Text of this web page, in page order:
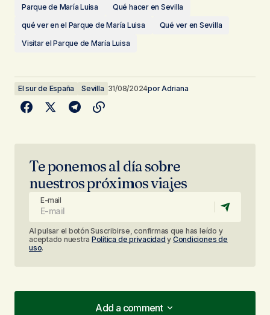
Parque de María Luisa
Qué hacer en Sevilla
qué ver en el Parque de María Luisa
Qué ver en Sevilla
Visitar el Parque de María Luisa
El sur de España Sevilla 31/08/2024porAdriana
Te ponemos al día sobre
nuestros próximos viajes
E-mail
Al pulsar el botón Suscribirse, confirmas que has leído y
aceptado nuestra Política de privacidad y Condiciones de
uso.
Add a comment